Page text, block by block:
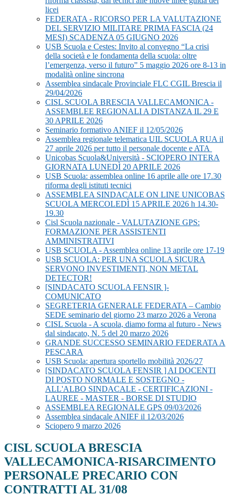
licei
FEDERATA - RICORSO PER LA VALUTAZIONE
DEL SERVIZIO MILITARE PRIMA FASCIA (24
MESI) SCADENZA 05 GIUGNO 2026
USB Scuola e Cestes: Invito al convegno “La crisi
della società e le fondamenta della scuola: oltre
l’emergenza, verso il futuro” 5 maggio 2026 ore 8-13 in
modalità online sincrona
Assemblea sindacale Provinciale FLC CGIL Brescia il
29/04/2026
CISL SCUOLA BRESCIA VALLECAMONICA -
ASSEMBLEE REGIONALI A DISTANZA IL 29 E
30 APRILE 2026
Seminario formativo ANIEF il 12/05/2026
Assemblea regionale telematica UIL SCUOLA RUA il
27 aprile 2026 per tutto il personale docente e ATA
Unicobas Scuola&Università - SCIOPERO INTERA
GIORNATA LUNEDÌ 20 APRILE 2026
USB Scuola: assemblea online 16 aprile alle ore 17.30
riforma degli istituti tecnici
ASSEMBLEA SINDACALE ON LINE UNICOBAS
SCUOLA MERCOLEDÌ 15 APRILE 2026 h 14.30-
19.30
Cisl Scuola nazionale - VALUTAZIONE GPS:
FORMAZIONE PER ASSISTENTI
AMMINISTRATIVI
USB SCUOLA - Assemblea online 13 aprile ore 17-19
USB SCUOLA: PER UNA SCUOLA SICURA
SERVONO INVESTIMENTI, NON METAL
DETECTOR!
[SINDACATO SCUOLA FENSIR ]-
COMUNICATO
SEGRETERIA GENERALE FEDERATA – Cambio
SEDE seminario del giorno 23 marzo 2026 a Verona
CISL Scuola - A scuola, diamo forma al futuro - News
dal sindacato, N. 5 del 20 marzo 2026
GRANDE SUCCESSO SEMINARIO FEDERATA A
PESCARA
USB Scuola: apertura sportello mobilità 2026/27
[SINDACATO SCUOLA FENSIR ] AI DOCENTI
DI POSTO NORMALE E SOSTEGNO -
ALL'ALBO SINDACALE - CERTIFICAZIONI -
LAUREE - MASTER - BORSE DI STUDIO
ASSEMBLEA REGIONALE GPS 09/03/2026
Assemblea sindacale ANIEF il 12/03/2026
Sciopero 9 marzo 2026
CISL SCUOLA BRESCIA
VALLECAMONICA-RISARCIMENTO
PERSONALE PRECARIO CON
CONTRATTI AL 31/08